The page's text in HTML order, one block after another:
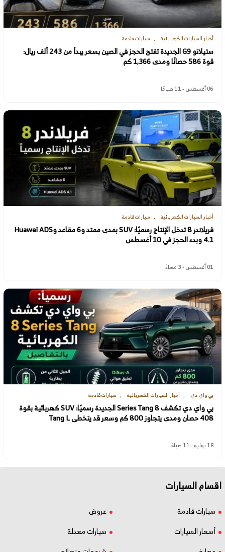
أخبار السيارات الكهربائية سيارات قادمة
ستيلاتو G9 الجديدة تفتح الحجز في الصين بسعر يبدأ من 243 ألف ريال:
قوة 586 حصانًا ومدى 1,366 كم
06 أغسطس - 11 صباحًا
أخبار السيارات الكهربائية سيارات قادمة
فريلاندر 8 تدخل الإنتاج رسميًا: SUV بمدى ممتد و6 مقاعد وHuawei ADS
4.1 وبدء الحجز في 10 أغسطس
01 أغسطس - 3 مساءً
بي واي دي أخبار السيارات الكهربائية سيارات قادمة
بي واي دي تكشف 8 Series Tang الجديدة رسميًا: SUV كهربائية بقوة
408 حصان ومدى يتجاوز 800 كم وسعر قد يتخطى Tang L
18 يوليو - 11 صباحًا
اقسام السيارات
سيارات قادمة
عروض
أسعار السيارات
سيارات معدلة